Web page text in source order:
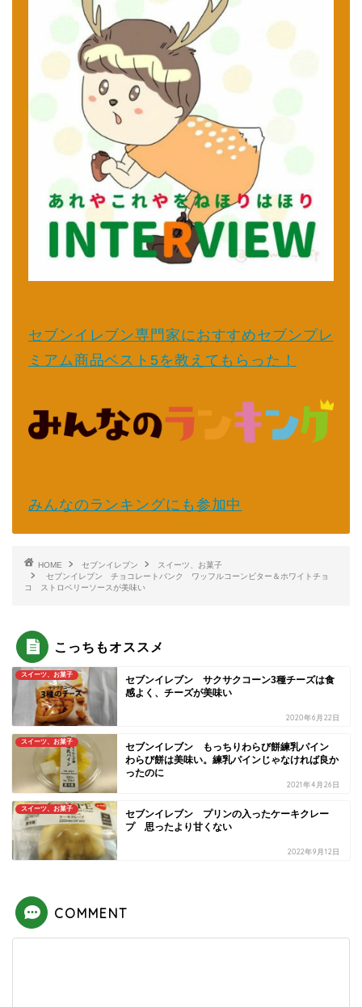
セブンイレブン専門家におすすめセブンプレ
ミアム商品ベスト5を教えてもらった！
みんなのランキングにも参加中
HOME セブンイレブン
スイーツ、お菓子
セブンイレブン チョコレートバンク ワッフルコーンビター＆ホワイトチョ
コ ストロベリーソースが美味い
こっちもオススメ
スイーツ、お菓子
セブンイレブン サクサクコーン3種チーズは食
感よく、チーズが美味い
2020年6月22日
スイーツ、お菓子
セブンイレブン もっちりわらび餅練乳パイン
わらび餅は美味い。練乳パインじゃなければ良か
ったのに
2021年4月26日
スイーツ、お菓子
セブンイレブン プリンの入ったケーキクレー
プ 思ったより甘くない
2022年9月12日
COMMENT